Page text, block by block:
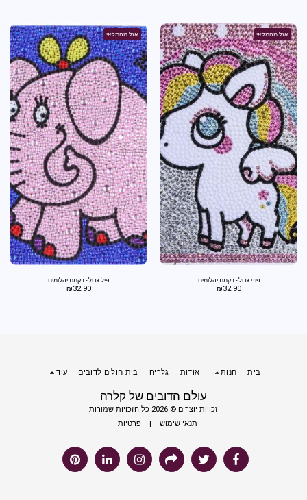
אזל מהמלאי
פוני גדול - רקמת יהלומים
₪32.90
אזל מהמלאי
פיל גדול - רקמת יהלומים
₪32.90
עולם הדובים של קלרה
זכויות יוצרים © 2026 כל הזכויות שמורות
תנאי שימוש
פרטיות
בית חנות אודות גלריה בית חולים לדובים עוד